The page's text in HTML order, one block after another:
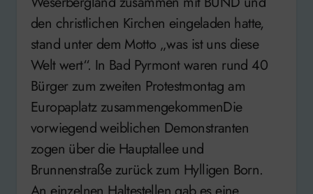
den christlichen Kirchen eingeladen hatte,
stand unter dem Motto „was ist uns diese
Welt wert“. In Bad Pyrmont waren rund 40
Bürger zum zweiten Protestmontag am
Europaplatz zusammengekommenDie
vorwiegend weiblichen Demonstranten
zogen über die Hauptallee und
Brunnenstraße zurück zum Hylligen Born.